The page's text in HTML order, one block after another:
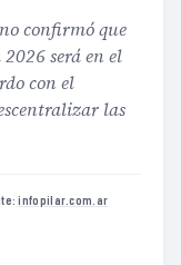
confirmó que
será en el
con el
las
infopilar.com.ar